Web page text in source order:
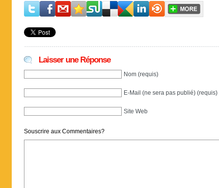
Laisser une Réponse
Nom (requis)
E-Mail (ne sera pas publié) (requis)
Site Web
Souscrire aux Commentaires?